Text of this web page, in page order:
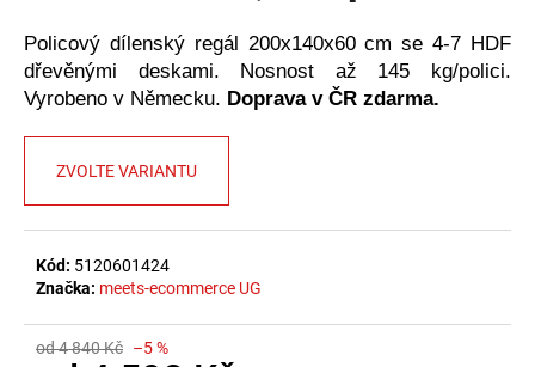
Policový dílenský regál 200x140x60 cm se 4-7 HDF
dřevěnými deskami. Nosnost až 145 kg/polici.
Vyrobeno v Německu. Doprava v ČR zdarma.
ZVOLTE VARIANTU
Kód: 5120601424
Značka: meets-ecommerce UG
od 4 840 Kč –5 %
u
j
e
m
e